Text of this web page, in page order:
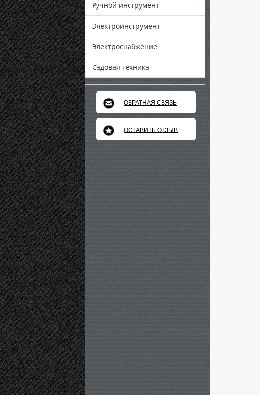
Ручной инструмент
Электроинструмент
Электроснабжение
Садовая техника
ОБРАТНАЯ СВЯЗЬ
ОСТАВИТЬ ОТЗЫВ